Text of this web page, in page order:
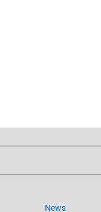
News